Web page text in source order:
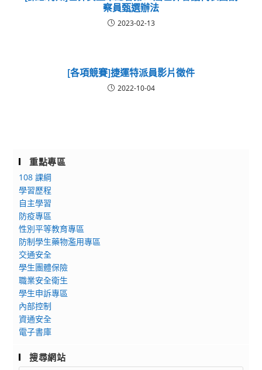
察員甄選辦法
2023-02-13
[各項競賽]捷運特派員影片徵件
2022-10-04
重點專區
108 課綱
學習歷程
自主學習
防疫專區
性別平等教育專區
防制學生藥物濫用專區
交通安全
學生團體保險
職業安全衛生
學生申訴專區
內部控制
資通安全
電子書庫
搜尋網站